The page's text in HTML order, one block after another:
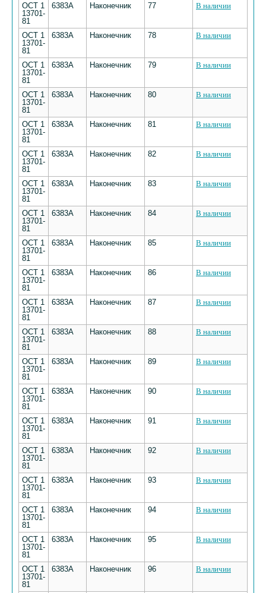
ОСТ 1
13701-
81
6383А Наконечник 77 В наличии
ОСТ 1
13701-
81
6383А Наконечник 78 В наличии
ОСТ 1
13701-
81
6383А Наконечник 79 В наличии
ОСТ 1
13701-
81
6383А Наконечник 80 В наличии
ОСТ 1
13701-
81
6383А Наконечник 81 В наличии
ОСТ 1
13701-
81
6383А Наконечник 82 В наличии
ОСТ 1
13701-
81
6383А Наконечник 83 В наличии
ОСТ 1
13701-
81
6383А Наконечник 84 В наличии
ОСТ 1
13701-
81
6383А Наконечник 85 В наличии
ОСТ 1
13701-
81
6383А Наконечник 86 В наличии
ОСТ 1
13701-
81
6383А Наконечник 87 В наличии
ОСТ 1
13701-
81
6383А Наконечник 88 В наличии
ОСТ 1
13701-
81
6383А Наконечник 89 В наличии
ОСТ 1
13701-
81
6383А Наконечник 90 В наличии
ОСТ 1
13701-
81
6383А Наконечник 91 В наличии
ОСТ 1
13701-
81
6383А Наконечник 92 В наличии
ОСТ 1
13701-
81
6383А Наконечник 93 В наличии
ОСТ 1
13701-
81
6383А Наконечник 94 В наличии
ОСТ 1
13701-
81
6383А Наконечник 95 В наличии
ОСТ 1
13701-
81
6383А Наконечник 96 В наличии